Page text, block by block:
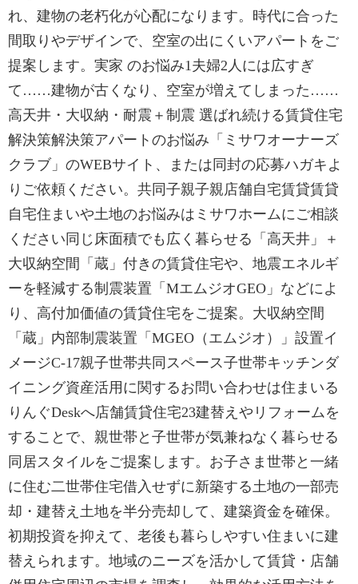
れ、建物の老朽化が心配になります。時代に合った
間取りやデザインで、空室の出にくいアパートをご
提案します。実家 のお悩み1夫婦2人には広すぎ
て……建物が古くなり、空室が増えてしまった……
高天井・大収納・耐震＋制震 選ばれ続ける賃貸住宅
解決策解決策アパートのお悩み「ミサワオーナーズ
クラブ」のWEBサイト、または同封の応募ハガキよ
りご依頼ください。共同子親子親店舗自宅賃貸賃貸
自宅住まいや土地のお悩みはミサワホームにご相談
ください同じ床面積でも広く暮らせる「高天井」＋
大収納空間「蔵」付きの賃貸住宅や、地震エネルギ
ーを軽減する制震装置「MエムジオGEO」などによ
り、高付加価値の賃貸住宅をご提案。大収納空間
「蔵」内部制震装置「MGEO（エムジオ）」設置イ
メージC-17親子世帯共同スペース子世帯キッチンダ
イニング資産活用に関するお問い合わせは住まいる
りんぐDeskへ店舗賃貸住宅23建替えやリフォームを
することで、親世帯と子世帯が気兼ねなく暮らせる
同居スタイルをご提案します。お子さま世帯と一緒
に住む二世帯住宅借入せずに新築する土地の一部売
却・建替え土地を半分売却して、建築資金を確保。
初期投資を抑えて、老後も暮らしやすい住まいに建
替えられます。地域のニーズを活かして賃貸・店舗